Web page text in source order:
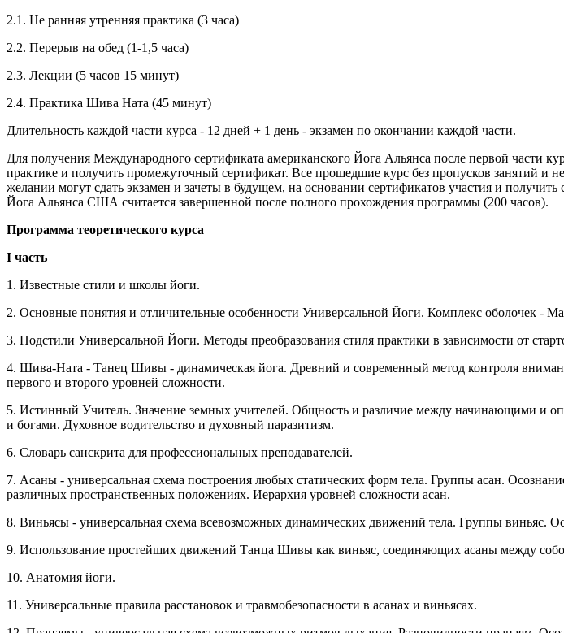
2.1. Не ранняя утренняя практика (3 часа)
2.2. Перерыв на обед (1-1,5 часа)
2.3. Лекции (5 часов 15 минут)
2.4. Практика Шива Ната (45 минут)
Длительность каждой части курса - 12 дней + 1 день - экзамен по окончании каждой части.
Для получения Международного сертификата американского Йога Альянса после первой части
практике и получить промежуточный сертификат. Все прошедшие курс без пропусков занятий и
желании могут сдать экзамен и зачеты в будущем, на основании сертификатов участия и
Йога Альянса США считается завершенной после полного прохождения программы (200 часов).
Программа теоретического курса
I часть
1. Известные стили и школы йоги.
2. Основные понятия и отличительные особенности Универсальной Йоги. Комплекс оболочек -
3. Подстили Универсальной Йоги. Методы преобразования стиля практики в зависимости от
4. Шива-Ната - Танец Шивы - динамическая йога. Древний и современный метод контроля
первого и второго уровней сложности.
5. Истинный Учитель. Значение земных учителей. Общность и различие между начинающими и
и богами. Духовное водительство и духовный паразитизм.
6. Словарь санскрита для профессиональных преподавателей.
7. Асаны - универсальная схема построения любых статических форм тела. Группы асан.
различных пространственных положениях. Иерархия уровней сложности асан.
8. Виньясы - универсальная схема всевозможных динамических движений тела. Группы виньяс.
9. Использование простейших движений Танца Шивы как виньяс, соединяющих асаны между
10. Анатомия йоги.
11. Универсальные правила расстановок и травмобезопасности в асанах и виньясах.